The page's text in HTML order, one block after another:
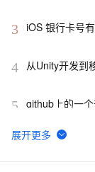
3 iOS 银行卡号
4 从Unity开发到
打造爆款手游
5 github上的一
6 iOS 在 ARC 环